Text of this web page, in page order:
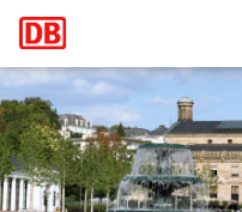
Hauptnavigation
Neunkirchen